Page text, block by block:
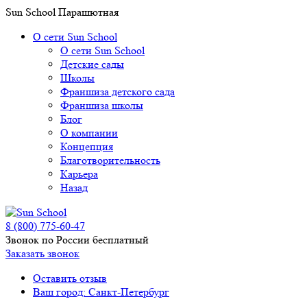
Sun School Парашютная
О сети Sun School
О сети Sun School
Детские сады
Школы
Франшиза детского сада
Франшиза школы
Блог
О компании
Концепция
Благотворительность
Карьера
Назад
8 (800) 775-60-47
Звонок по России бесплатный
Заказать звонок
Оставить отзыв
Ваш город: Санкт-Петербург